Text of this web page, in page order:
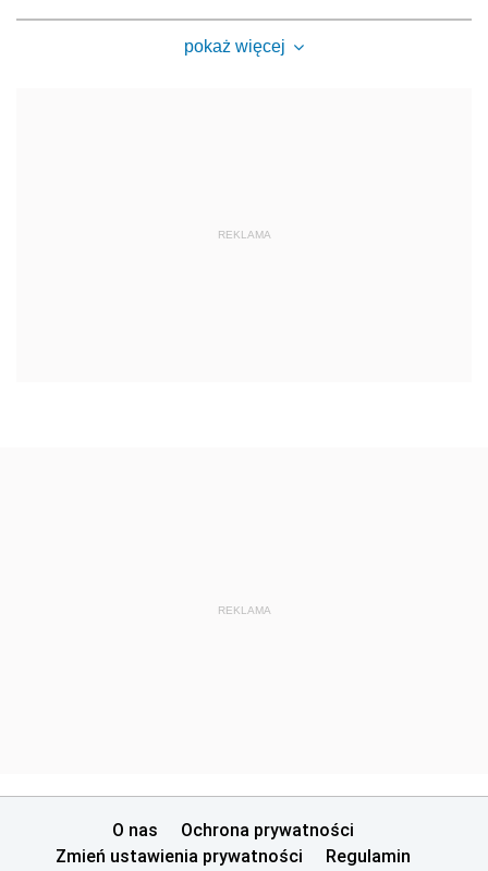
pokaż więcej
REKLAMA
REKLAMA
O nas
Ochrona prywatności
Zmień ustawienia prywatności
Regulamin